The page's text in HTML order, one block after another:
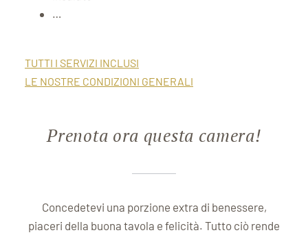
…
TUTTI I SERVIZI INCLUSI
LE NOSTRE CONDIZIONI GENERALI
Prenota ora questa camera!
Concedetevi una porzione extra di benessere,
piaceri della buona tavola e felicità. Tutto ciò rende